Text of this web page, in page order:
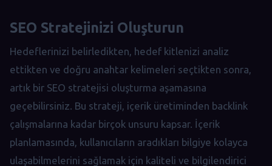
SEO Stratejinizi Oluşturun
Hedeflerinizi belirledikten, hedef kitlenizi analiz
ettikten ve doğru anahtar kelimeleri seçtikten sonra,
artık bir SEO stratejisi oluşturma aşamasına
geçebilirsiniz. Bu strateji, içerik üretiminden backlink
çalışmalarına kadar birçok unsuru kapsar. İçerik
planlamasında, kullanıcıların aradıkları bilgiye kolayca
ulaşabilmelerini sağlamak için kaliteli ve bilgilendirici